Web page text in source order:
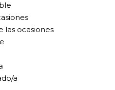
las ocasiones
a